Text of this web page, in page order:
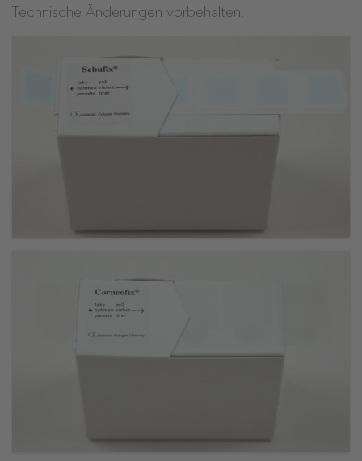
Technische Änderungen vorbehalten.